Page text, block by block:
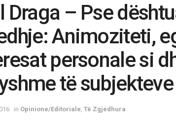
Draga – Pse
Animoziteti,
personale si
të
in Opinione/Editoriale Të Zgjedhura